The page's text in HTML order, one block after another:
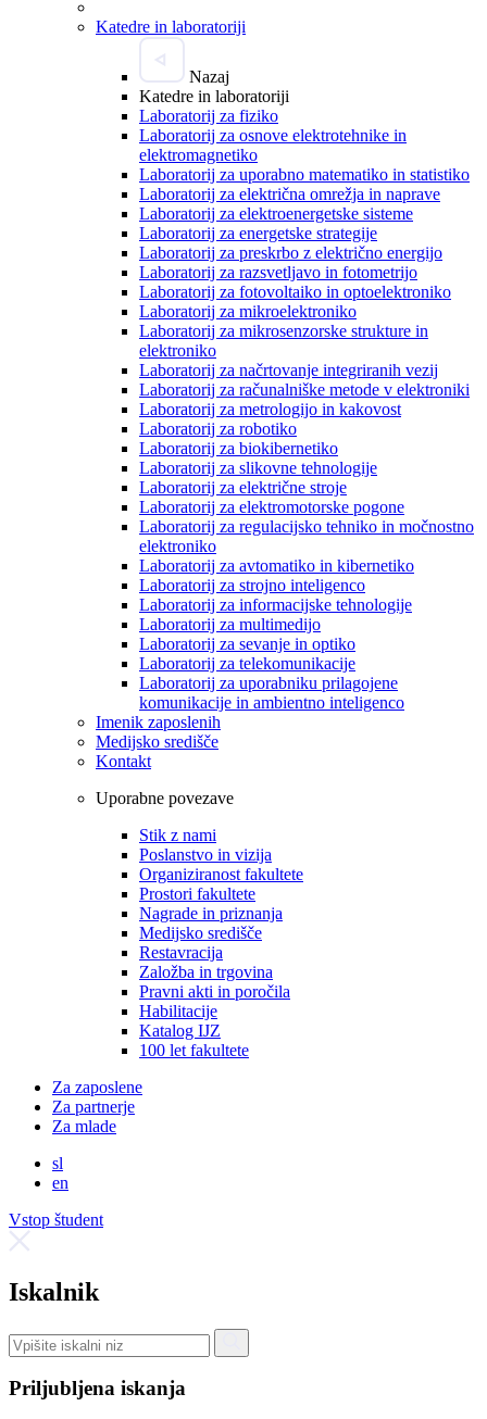
Katedre in laboratoriji
Nazaj
Katedre in laboratoriji
Laboratorij za fiziko
Laboratorij za osnove elektrotehnike in
elektromagnetiko
Laboratorij za uporabno matematiko in statistiko
Laboratorij za električna omrežja in naprave
Laboratorij za elektroenergetske sisteme
Laboratorij za energetske strategije
Laboratorij za preskrbo z električno energijo
Laboratorij za razsvetljavo in fotometrijo
Laboratorij za fotovoltaiko in optoelektroniko
Laboratorij za mikroelektroniko
Laboratorij za mikrosenzorske strukture in
elektroniko
Laboratorij za načrtovanje integriranih vezij
Laboratorij za računalniške metode v elektroniki
Laboratorij za metrologijo in kakovost
Laboratorij za robotiko
Laboratorij za biokibernetiko
Laboratorij za slikovne tehnologije
Laboratorij za električne stroje
Laboratorij za elektromotorske pogone
Laboratorij za regulacijsko tehniko in močnostno
elektroniko
Laboratorij za avtomatiko in kibernetiko
Laboratorij za strojno inteligenco
Laboratorij za informacijske tehnologije
Laboratorij za multimedijo
Laboratorij za sevanje in optiko
Laboratorij za telekomunikacije
Laboratorij za uporabniku prilagojene
komunikacije in ambientno inteligenco
Imenik zaposlenih
Medijsko središče
Kontakt
Uporabne povezave
Stik z nami
Poslanstvo in vizija
Organiziranost fakultete
Prostori fakultete
Nagrade in priznanja
Medijsko središče
Restavracija
Založba in trgovina
Pravni akti in poročila
Habilitacije
Katalog IJZ
100 let fakultete
Za zaposlene
Za partnerje
Za mlade
sl
en
Vstop študent
Iskalnik
Priljubljena iskanja